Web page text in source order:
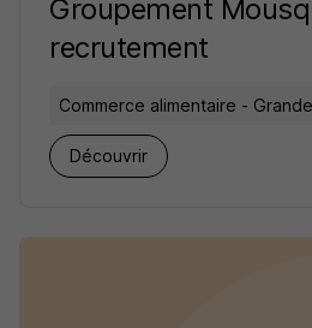
Groupement
recrutement
Commerce alimentaire -
Découvrir